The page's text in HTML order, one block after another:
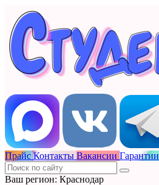
Прайс Контакты Вакансии Гарантии
Ваш регион: Краснодар